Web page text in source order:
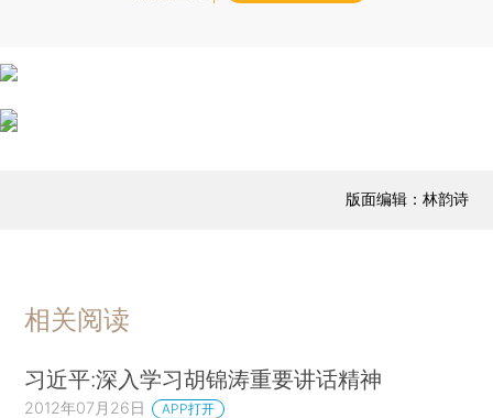
版面编辑：林韵诗
相关阅读
习近平:深入学习胡锦涛重要讲话精神
2012年07月26日 APP打开